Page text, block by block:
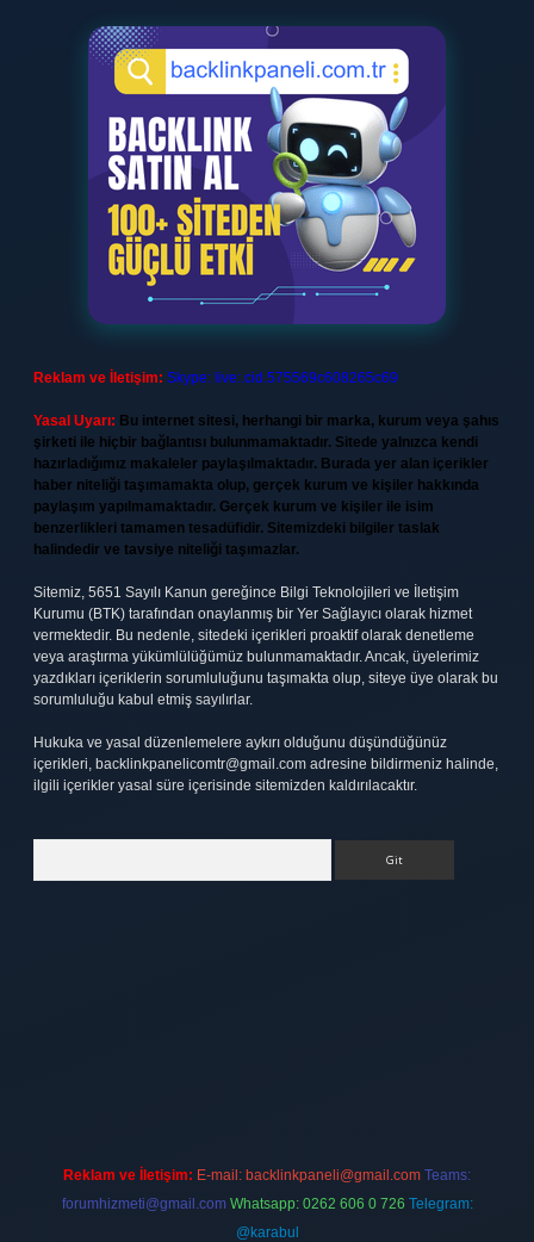
Reklam ve İletişim: Skype: live:.cid.575569c608265c69
Yasal Uyarı: Bu internet sitesi, herhangi bir marka, kurum veya şahıs
şirketi ile hiçbir bağlantısı bulunmamaktadır. Sitede yalnızca kendi
hazırladığımız makaleler paylaşılmaktadır. Burada yer alan içerikler
haber niteliği taşımamakta olup, gerçek kurum ve kişiler hakkında
paylaşım yapılmamaktadır. Gerçek kurum ve kişiler ile isim
benzerlikleri tamamen tesadüfidir. Sitemizdeki bilgiler taslak
halindedir ve tavsiye niteliği taşımazlar.
Sitemiz, 5651 Sayılı Kanun gereğince Bilgi Teknolojileri ve İletişim
Kurumu (BTK) tarafından onaylanmış bir Yer Sağlayıcı olarak hizmet
vermektedir. Bu nedenle, sitedeki içerikleri proaktif olarak denetleme
veya araştırma yükümlülüğümüz bulunmamaktadır. Ancak, üyelerimiz
yazdıkları içeriklerin sorumluluğunu taşımakta olup, siteye üye olarak bu
sorumluluğu kabul etmiş sayılırlar.
Hukuka ve yasal düzenlemelere aykırı olduğunu düşündüğünüz
içerikleri, backlinkpanelicomtr@gmail.com adresine bildirmeniz halinde,
ilgili içerikler yasal süre içerisinde sitemizden kaldırılacaktır.
Reklam ve İletişim: E-mail: backlinkpaneli@gmail.com Teams:
forumhizmeti@gmail.com Whatsapp: 0262 606 0 726 Telegram:
@karabul